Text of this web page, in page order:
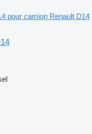
pour camion Renault D14